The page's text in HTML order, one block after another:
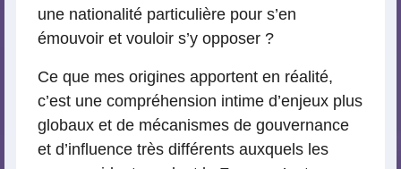
une nationalité particulière pour s’en
émouvoir et vouloir s’y opposer ?
Ce que mes origines apportent en réalité,
c’est une compréhension intime d’enjeux plus
globaux et de mécanismes de gouvernance
et d’influence très différents auxquels les